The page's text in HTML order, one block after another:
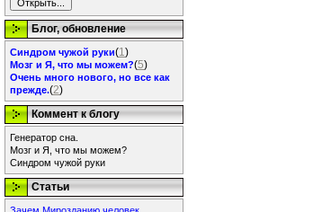
Блог, обновление
Синдром чужой руки(1)
Мозг и Я, что мы можем?(5)
Очень много нового, но все как
прежде.(2)
Коммент к блогу
Генератор сна.
Мозг и Я, что мы можем?
Синдром чужой руки
Статьи